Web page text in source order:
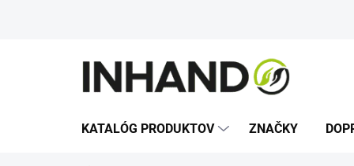
KATALÓG PRODUKTOV ZNAČKY